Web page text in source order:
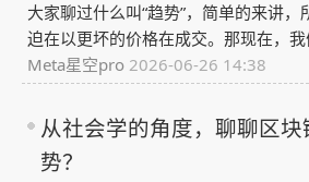
大家聊过什么叫“趋势”，简单的来讲
迫在以更坏的价格在成交。那现在，
Meta星空pro 2026-06-26 14:38
从社会学的角度，聊聊区
势？